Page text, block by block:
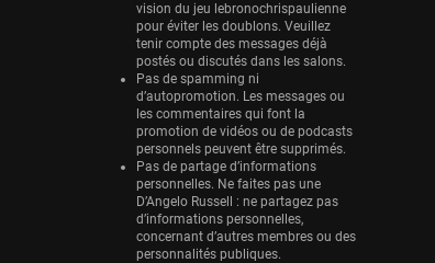
Utah Jazz
22 sessions
Toronto Raptors
18 sessions
REVERSE
11 sessions
Bleues
0 sessions
vision du jeu lebronochrispaulienne
pour éviter les doublons. Veuillez
tenir compte des messages déjà
postés ou discutés dans les salons.
Pas de spamming ni
d’autopromotion. Les messages ou
les commentaires qui font la
promotion de vidéos ou de podcasts
personnels peuvent être supprimés.
Pas de partage d’informations
personnelles. Ne faites pas une
D’Angelo Russell : ne partagez pas
d’informations personnelles,
concernant d’autres membres ou des
personnalités publiques.